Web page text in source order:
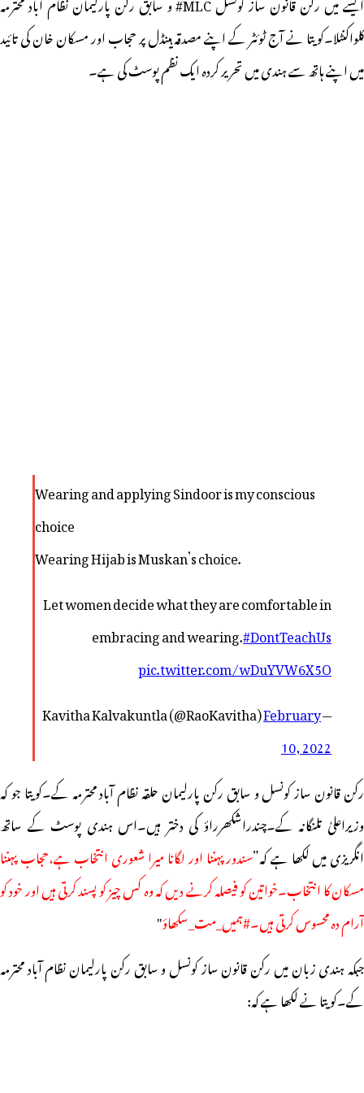
کلواکنٹلا۔کویتا نے آج ٹوئٹر کے اپنے مصدقہ ہینڈل پر حجاب اور مسکان خان کی تائید
میں اپنے ہاتھ سے ہندی میں تحریر کردہ ایک نظم پوسٹ کی ہے۔
Wearing and applying Sindoor is my conscious
choice
Wearing Hijab is Muskan’s choice.
Let women decide what they are comfortable in
embracing and wearing.#DontTeachUs
pic.twitter.com/wDuYVW6X5O
— Kavitha Kalvakuntla (@RaoKavitha)
February
10, 2022
رکن قانون ساز کونسل و سابق رکن پارلیمان حلقہ نظام آباد محترمہ کے۔کویتا جو کہ
وزیراعلیٰ تلنگانہ کے۔چندراشکھرراؤ کی دختر ہیں۔اس ہندی پوسٹ کے ساتھ
انگریزی میں لکھا ہے کہ”سندور پہننا اور لگانا میرا شعوری انتخاب ہے،حجاب پہننا
مسکان کا انتخاب۔خواتین کو فیصلہ کرنے دیں کہ وہ کس چیز کو پسند کرتی ہیں اور خود کو
آرام دہ محسوس کرتی ہیں۔#ہمیں_مت_سکھاؤ"
جبکہ ہندی زبان میں رکن قانون ساز کونسل و سابق رکن پارلیمان نظام آباد محترمہ
کے۔کویتا نے لکھا ہے کہ: